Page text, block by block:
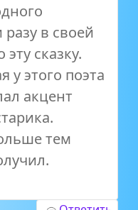
в своей
сказку.
у этого поэта
акцент
тем